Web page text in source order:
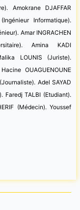
Amokrane DJAFFAR
Informatique).
Amar INGRACHEN
Amina KADI
LOUNIS (Juriste).
OUAGUENOUNE
Adel SAYAD
Faredj TALBI (Etudiant).
(Médecin). Youssef